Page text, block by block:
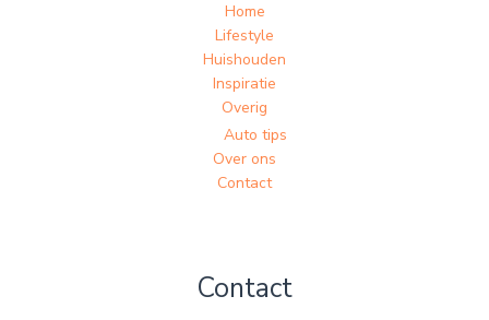
Home
Lifestyle
Huishouden
Inspiratie
Overig
Auto tips
Over ons
Contact
Contact